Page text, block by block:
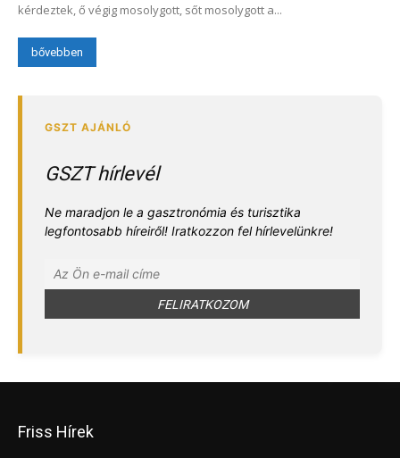
kérdeztek, ő végig mosolygott, sőt mosolygott a...
bővebben
GSZT hírlevél
Ne maradjon le a gasztronómia és turisztika
legfontosabb híreiről! Iratkozzon fel hírlevelünkre!
Friss Hírek